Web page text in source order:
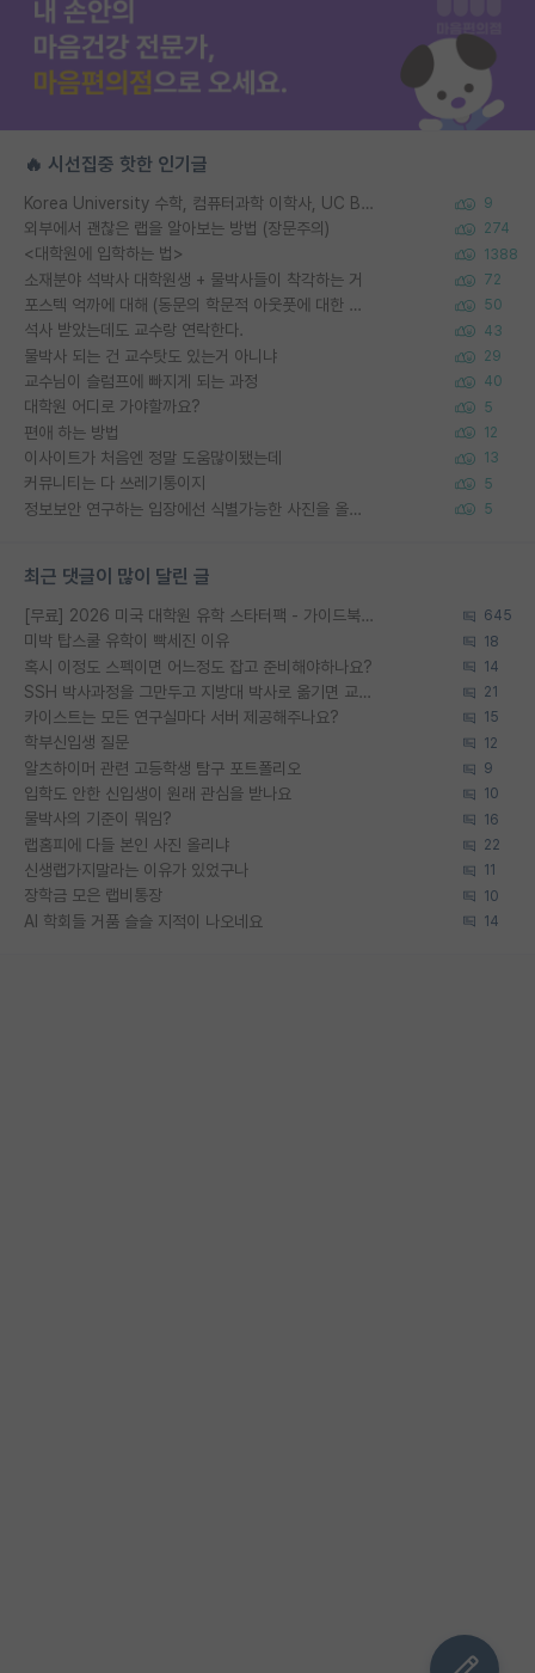
🔥 시선집중 핫한 인기글
Korea University 수학, 컴퓨터과학 이학사, UC Berkeley 산업공학 대학원 공학박사가 되는 것은 쉽지 않겠죠? 9
외부에서 괜찮은 랩을 알아보는 방법 (장문주의) 274
<대학원에 입학하는 법> 1388
소재분야 석박사 대학원생 + 물박사들이 착각하는 거 72
포스텍 억까에 대해 (동문의 학문적 아웃풋에 대한 반박) 50
석사 받았는데도 교수랑 연락한다. 43
물박사 되는 건 교수탓도 있는거 아니냐 29
교수님이 슬럼프에 빠지게 되는 과정 40
대학원 어디로 가야할까요? 5
편애 하는 방법 12
이사이트가 처음엔 정말 도움많이됐는데 13
커뮤니티는 다 쓰레기통이지 5
정보보안 연구하는 입장에선 식별가능한 사진을 올리는건 비추이긴함 5
최근 댓글이 많이 달린 글
[무료] 2026 미국 대학원 유학 스타터팩 - 가이드북 & 합격자 컨택메일 템플릿 645
미박 탑스쿨 유학이 빡세진 이유 18
혹시 이정도 스펙이면 어느정도 잡고 준비해야하나요? 14
SSH 박사과정을 그만두고 지방대 박사로 옮기면 교수의 꿈은 끝일까요? 21
카이스트는 모든 연구실마다 서버 제공해주나요? 15
학부신입생 질문 12
알츠하이머 관련 고등학생 탐구 포트폴리오 9
입학도 안한 신입생이 원래 관심을 받나요 10
물박사의 기준이 뭐임? 16
랩홈피에 다들 본인 사진 올리냐 22
신생랩가지말라는 이유가 있었구나 11
장학금 모은 랩비통장 10
AI 학회들 거품 슬슬 지적이 나오네요 14